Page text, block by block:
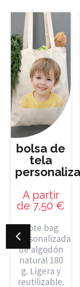
bolsa de
tela
A partir
de 7,50 €
Tote bag
personalizada
de algodón
natural 180
g. Ligera y
reutilizable.